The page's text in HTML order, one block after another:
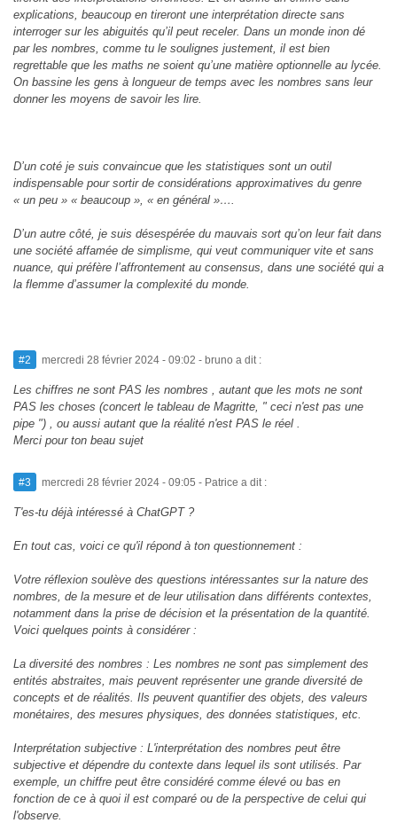
explications, beaucoup en tireront une interprétation directe sans
interroger sur les abiguités qu’il peut receler. Dans un monde inon dé
par les nombres, comme tu le soulignes justement, il est bien
regrettable que les maths ne soient qu’une matière optionnelle au lycée.
On bassine les gens à longueur de temps avec les nombres sans leur
donner les moyens de savoir les lire.
D’un coté je suis convaincue que les statistiques sont un outil
indispensable pour sortir de considérations approximatives du genre
« un peu » « beaucoup », « en général »….
D’un autre côté, je suis désespérée du mauvais sort qu’on leur fait dans
une société affamée de simplisme, qui veut communiquer vite et sans
nuance, qui préfère l’affrontement au consensus, dans une société qui a
la flemme d’assumer la complexité du monde.
#2 mercredi 28 février 2024 - 09:02 - bruno a dit :
Les chiffres ne sont PAS les nombres , autant que les mots ne sont
PAS les choses (concert le tableau de Magritte, " ceci n'est pas une
pipe ") , ou aussi autant que la réalité n'est PAS le réel .
Merci pour ton beau sujet
#3 mercredi 28 février 2024 - 09:05 - Patrice a dit :
T'es-tu déjà intéressé à ChatGPT ?
En tout cas, voici ce qu'il répond à ton questionnement :
Votre réflexion soulève des questions intéressantes sur la nature des
nombres, de la mesure et de leur utilisation dans différents contextes,
notamment dans la prise de décision et la présentation de la quantité.
Voici quelques points à considérer :
La diversité des nombres : Les nombres ne sont pas simplement des
entités abstraites, mais peuvent représenter une grande diversité de
concepts et de réalités. Ils peuvent quantifier des objets, des valeurs
monétaires, des mesures physiques, des données statistiques, etc.
Interprétation subjective : L'interprétation des nombres peut être
subjective et dépendre du contexte dans lequel ils sont utilisés. Par
exemple, un chiffre peut être considéré comme élevé ou bas en
fonction de ce à quoi il est comparé ou de la perspective de celui qui
l'observe.